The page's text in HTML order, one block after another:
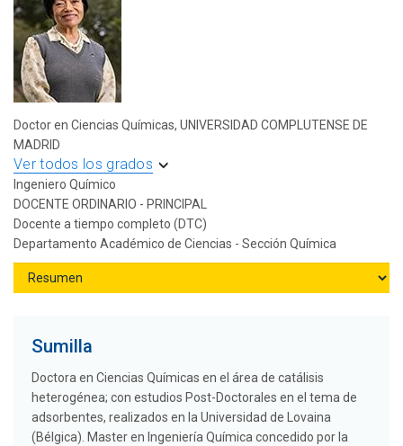
Doctor en Ciencias Químicas, UNIVERSIDAD COMPLUTENSE DE
MADRID
Ver todos los grados
Ingeniero Químico
DOCENTE ORDINARIO - PRINCIPAL
Docente a tiempo completo (DTC)
Departamento Académico de Ciencias - Sección Química
Sumilla
Doctora en Ciencias Químicas en el área de catálisis
heterogénea; con estudios Post-Doctorales en el tema de
adsorbentes, realizados en la Universidad de Lovaina
(Bélgica). Master en Ingeniería Química concedido por la